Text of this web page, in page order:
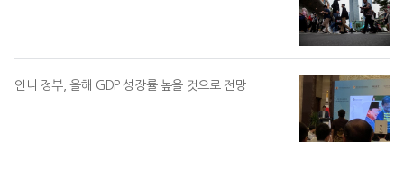
인니 정부, 올해 GDP 성장률 높을 것으로 전망